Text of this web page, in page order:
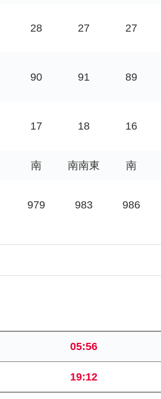
28 27 27
90 91 89
17 18 16
南 南南東 南
979 983 986
05:56
19:12